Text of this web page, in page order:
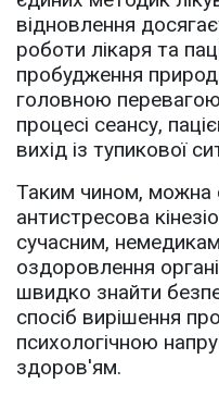
відновлення
роботи лікаря та
пробудження
головною перевагою
процесі сеансу,
вихід із тупикової
Таким чином, можна
антистресова
сучасним,
оздоровлення
швидко знайти
спосіб вирішення
психологічною
здоров'ям.